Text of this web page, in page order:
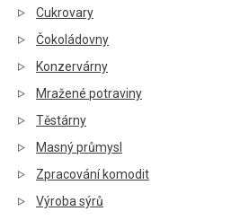
Cukrovary
Čokoládovny
Konzervárny
Mražené potraviny
Těstárny
Masný průmysl
Zpracování komodit
Výroba sýrů